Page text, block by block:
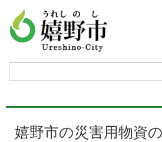
嬉野市の災害用物資